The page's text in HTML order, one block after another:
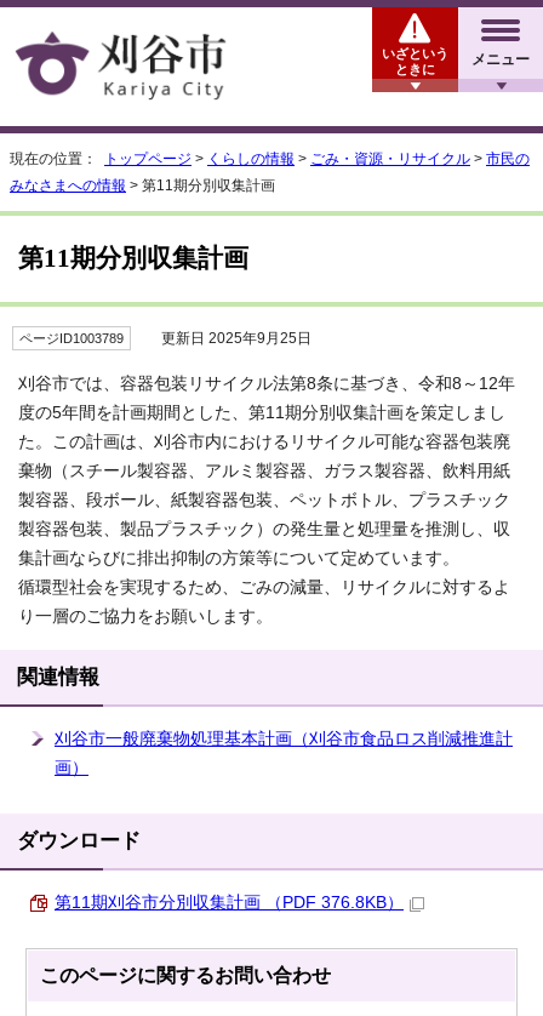
メニュー
いざという
ときに
現在の位置： トップページ > くらしの情報 > ごみ・資源・リサイクル > 市民の
みなさまへの情報 > 第11期分別収集計画
第11期分別収集計画
ページID1003789 更新日 2025年9月25日
刈谷市では、容器包装リサイクル法第8条に基づき、令和8～12年
度の5年間を計画期間とした、第11期分別収集計画を策定しまし
た。この計画は、刈谷市内におけるリサイクル可能な容器包装廃
棄物（スチール製容器、アルミ製容器、ガラス製容器、飲料用紙
製容器、段ボール、紙製容器包装、ペットボトル、プラスチック
製容器包装、製品プラスチック）の発生量と処理量を推測し、収
集計画ならびに排出抑制の方策等について定めています。
循環型社会を実現するため、ごみの減量、リサイクルに対するよ
り一層のご協力をお願いします。
関連情報
刈谷市一般廃棄物処理基本計画（刈谷市食品ロス削減推進計
画）
ダウンロード
第11期刈谷市分別収集計画 （PDF 376.8KB）
このページに関するお問い合わせ